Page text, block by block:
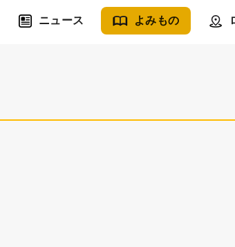
ニュース よみもの